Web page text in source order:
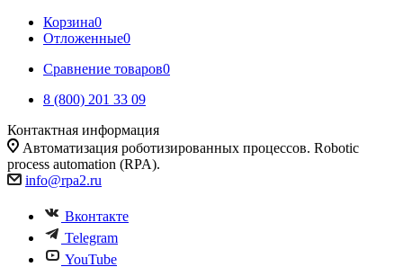
Корзина0
Отложенные0
Сравнение товаров0
8 (800) 201 33 09
Контактная информация
Автоматизация роботизированных процессов. Robotic
process automation (RPA).
info@rpa2.ru
Вконтакте
Telegram
YouTube